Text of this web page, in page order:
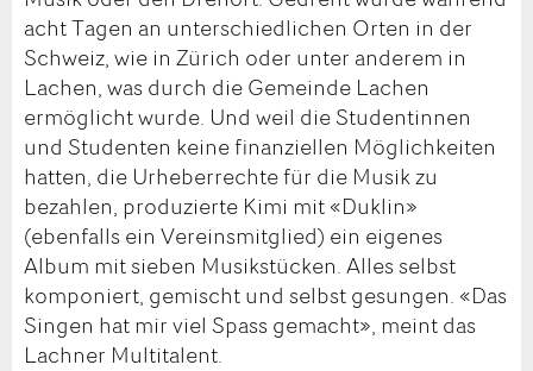
acht Tagen an unterschiedlichen Orten in der
Schweiz, wie in Zürich oder unter anderem in
Lachen, was durch die Gemeinde Lachen
ermöglicht wurde. Und weil die Studentinnen
und Studenten keine finanziellen Möglichkeiten
hatten, die Urheberrechte für die Musik zu
bezahlen, produzierte Kimi mit «Duklin»
(ebenfalls ein Vereinsmitglied) ein eigenes
Album mit sieben Musikstücken. Alles selbst
komponiert, gemischt und selbst gesungen. «Das
Singen hat mir viel Spass gemacht», meint das
Lachner Multitalent.